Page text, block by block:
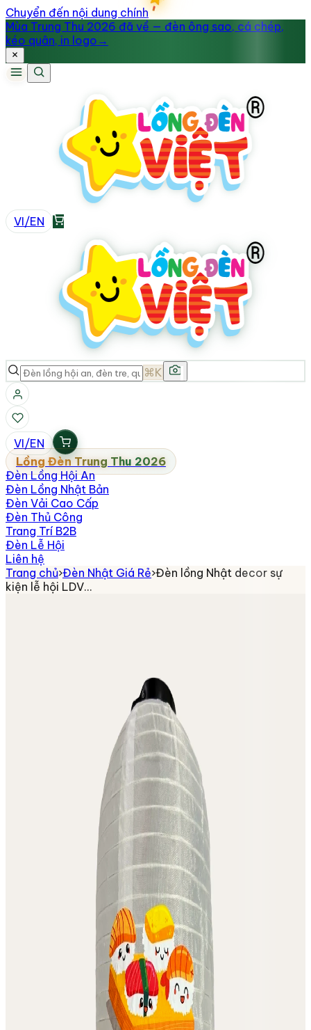
Chuyển đến nội dung chính
Mùa Trung Thu 2026 đã về — đèn ông sao, cá chép,
kéo quân, in logo →
VI/EN
⌘K
VI/EN
Lồng Đèn Trung Thu 2026
Đèn Lồng Hội An
Đèn Lồng Nhật Bản
Đèn Vải Cao Cấp
Đèn Thủ Công
Trang Trí B2B
Đèn Lễ Hội
Liên hệ
Trang chủ›Đèn Nhật Giá Rẻ›Đèn lồng Nhật decor sự
kiện lễ hội LDV…